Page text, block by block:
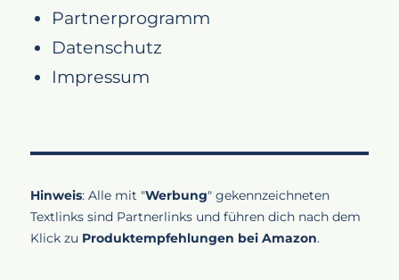
Partnerprogramm
Datenschutz
Impressum
Hinweis: Alle mit "Werbung" gekennzeichneten
Textlinks sind Partnerlinks und führen dich nach dem
Klick zu Produktempfehlungen bei Amazon.